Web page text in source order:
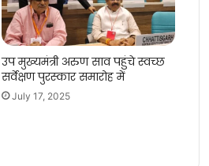
उप मुख्यमंत्री अरुण साव पहुंचे स्वच्छ
सर्वेक्षण पुरस्कार समारोह में
July 17, 2025